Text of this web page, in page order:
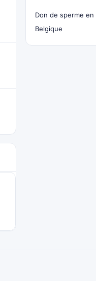
Don de sperme en
Belgique